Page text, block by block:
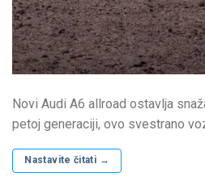
Novi Audi A6 allroad ostavlja
petoj generaciji, ovo svestrano
Nastavite čitati →